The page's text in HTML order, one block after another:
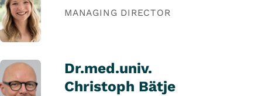
MANAGING DIRECTOR
Dr.med.univ.
Christoph Bätje